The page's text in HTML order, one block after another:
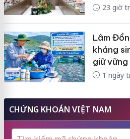
23 giờ
Lâm
kháng
giữ
1 ngày
CHỨNG KHOÁN VIỆT NAM